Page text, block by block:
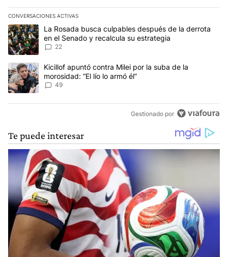
CONVERSACIONES ACTIVAS
Este listado muestra los artículos con más comentarios en los
Un artículo de tendencia con el título "La Rosada busca
La Rosada busca culpables después de la derrota
en el Senado y recalcula su estrategia
22
Un artículo de tendencia con el título "Kicillof apuntó contra Milei
Kicillof apuntó contra Milei por la suba de la
morosidad: “El lío lo armó él”
49
Gestionado por